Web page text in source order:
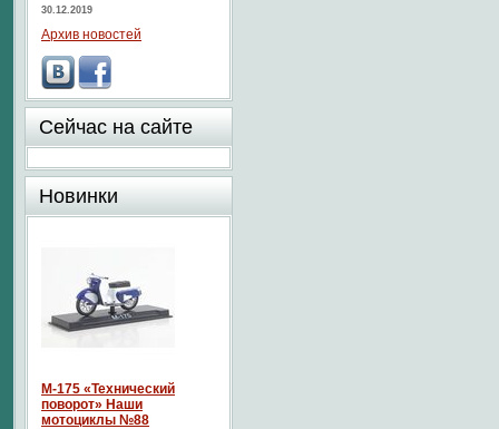
30.12.2019
Архив новостей
Сейчас на сайте
Новинки
М-175 «Технический
поворот» Наши
мотоциклы №88